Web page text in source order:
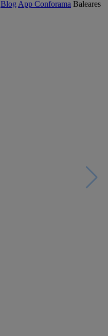
Blog App Conforama Baleares